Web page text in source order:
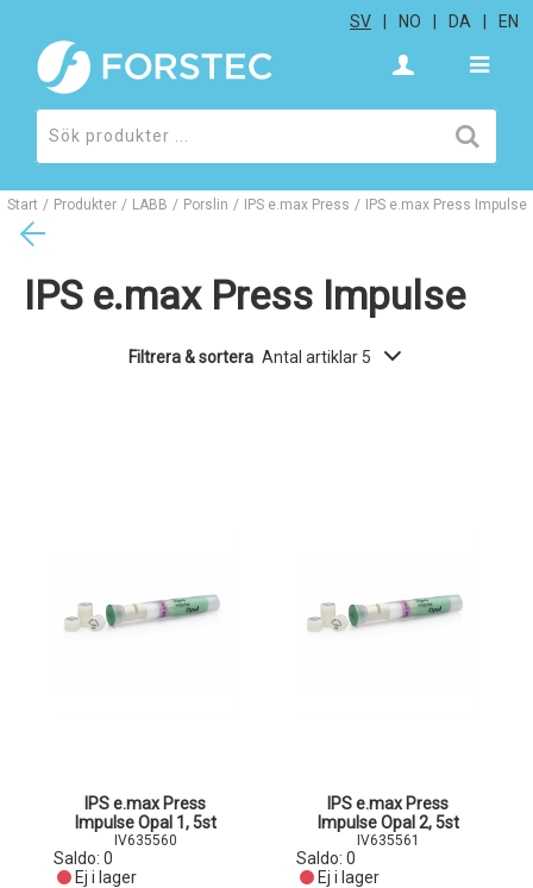
SV NO DA EN
Start / Produkter / LABB / Porslin / IPS e.max Press / IPS e.max Press Impulse
IPS e.max Press Impulse
Filtrera & sortera Antal artiklar 5
IPS e.max Press
Impulse Opal 1, 5st
IV635560
Saldo: 0
Ej i lager
IPS e.max Press
Impulse Opal 2, 5st
IV635561
Saldo: 0
Ej i lager